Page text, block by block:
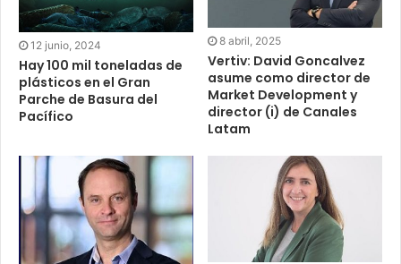
12 junio, 2024
Hay 100 mil toneladas de
plásticos en el Gran
Parche de Basura del
Pacífico
8 abril, 2025
Vertiv: David Goncalvez
asume como director de
Market Development y
director (i) de Canales
Latam